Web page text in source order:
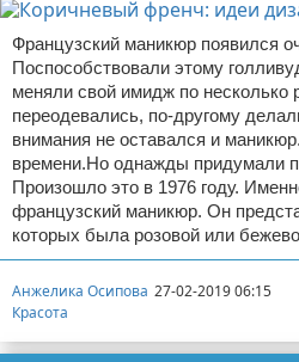
Французский маникюр появился
Поспособствовали этому
меняли свой имидж по несколько
переодевались, по-другому
внимания не оставался и
времени.Но однажды придумали
Произошло это в 1976 году.
французский маникюр. Он
которых была розовой или
Анжелика Осипова 27-02-2019 06:15
Красота